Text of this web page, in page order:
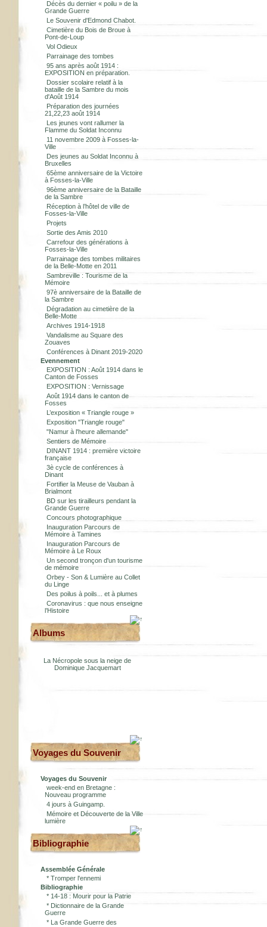
Décès du dernier « poilu » de la
Grande Guerre
Le Souvenir d'Edmond Chabot.
Cimetière du Bois de Broue à
Pont-de-Loup
Vol Odieux
Parrainage des tombes
95 ans après août 1914 :
EXPOSITION en préparation.
Dossier scolaire relatif à la
bataille de la Sambre du mois
d'Août 1914
Préparation des journées
21,22,23 août 1914
Les jeunes vont rallumer la
Flamme du Soldat Inconnu
11 novembre 2009 à Fosses-la-
Ville
Des jeunes au Soldat Inconnu à
Bruxelles
65ème anniversaire de la Victoire
à Fosses-la-Ville
96ème anniversaire de la Bataille
de la Sambre
Réception à l’hôtel de ville de
Fosses-la-Ville
Projets
Sortie des Amis 2010
Carrefour des générations à
Fosses-la-Ville
Parrainage des tombes militaires
de la Belle-Motte en 2011
Sambreville : Tourisme de la
Mémoire
97è anniversaire de la Bataille de
la Sambre
Dégradation au cimetière de la
Belle-Motte
Archives 1914-1918
Vandalisme au Square des
Zouaves
Conférences à Dinant 2019-2020
Evennement
EXPOSITION : Août 1914 dans le
Canton de Fosses
EXPOSITION : Vernissage
Août 1914 dans le canton de
Fosses
L’exposition « Triangle rouge »
Exposition "Triangle rouge"
"Namur à l'heure allemande"
Sentiers de Mémoire
DINANT 1914 : première victoire
française
3è cycle de conférences à
Dinant
Fortifier la Meuse de Vauban à
Brialmont
BD sur les tirailleurs pendant la
Grande Guerre
Concours photographique
Inauguration Parcours de
Mémoire à Tamines
Inauguration Parcours de
Mémoire à Le Roux
Un second tronçon d'un tourisme
de mémoire
Orbey - Son & Lumière au Collet
du Linge
Des poilus à poils... et à plumes
Coronavirus : que nous enseigne
l’Histoire
Albums
La Nécropole sous la neige de
Dominique Jacquemart
Voyages du Souvenir
Voyages du Souvenir
week-end en Bretagne :
Nouveau programme
4 jours à Guingamp.
Mémoire et Découverte de la Ville
lumière
Bibliographie
Assemblée Générale
* Tromper l'ennemi
Bibliographie
* 14-18 : Mourir pour la Patrie
* Dictionnaire de la Grande
Guerre
* La Grande Guerre des